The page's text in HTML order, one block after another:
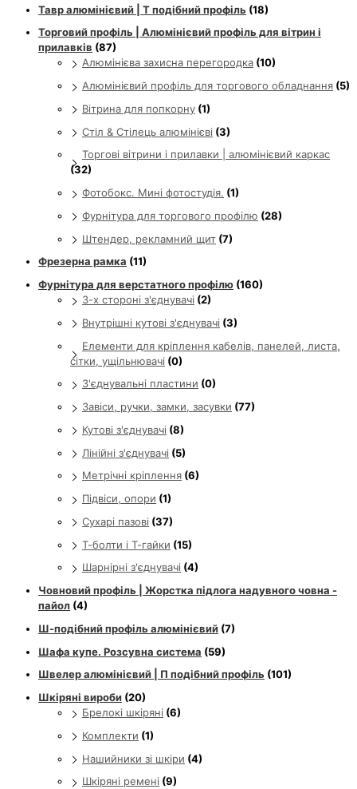
Тавр алюмінієвий | Т подібний профіль (18)
Торговий профіль | Алюмінієвий профіль для вітрин і
прилавків (87)
Алюмінієва захисна перегородка (10)
Алюмінієвий профіль для торгового обладнання (5)
Вітрина для попкорну (1)
Стіл & Стілець алюмінієві (3)
Торгові вітрини і прилавки | алюмінієвий каркас
(32)
Фотобокс. Мині фотостудія. (1)
Фурнітура для торгового профілю (28)
Штендер, рекламний щит (7)
Фрезерна рамка (11)
Фурнітура для верстатного профілю (160)
3-х стороні з'єднувачі (2)
Внутрішні кутові з'єднувачі (3)
Елементи для кріплення кабелів, панелей, листа,
сітки, ущільнювачі (0)
З'єднувальні пластини (0)
Завіси, ручки, замки, засувки (77)
Кутові з'єднувачі (8)
Лінійні з'єднувачі (5)
Метрічні кріплення (6)
Підвіси, опори (1)
Сухарі пазові (37)
Т-болти і Т-гайки (15)
Шарнірні з'єднувачі (4)
Човновий профіль | Жорстка підлога надувного човна -
пайол (4)
Ш-подібний профіль алюмінієвий (7)
Шафа купе. Розсувна система (59)
Швелер алюмінієвий | П подібний профіль (101)
Шкіряні вироби (20)
Брелокі шкіряні (6)
Комплекти (1)
Нашийники зі шкіри (4)
Шкіряні ремені (9)